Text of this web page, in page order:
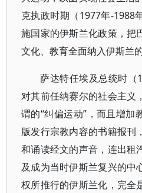
克执政时期（1977年-1988
施国家的伊斯兰化政策，把
文化、教育全面纳入伊斯兰的
萨达特任埃及总统时（
对其前任纳赛尔的社会主义
谓的“纠偏运动”，而且增加
版发行宗教内容的书籍报刊
和诵读经文的声音，连出租
及成为当时伊斯兰复兴的中
权所推行的伊斯兰化，完全